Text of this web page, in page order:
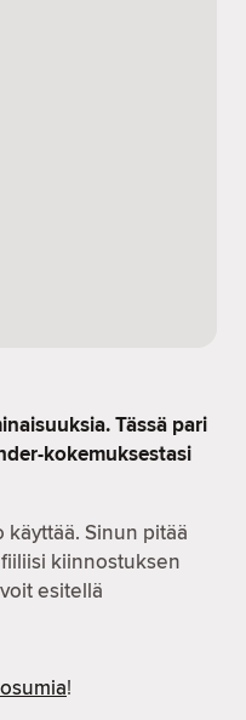
Tässä pari
kokemuksestasi
Sinun pitää
kiinnostuksen
esitellä
osumia!